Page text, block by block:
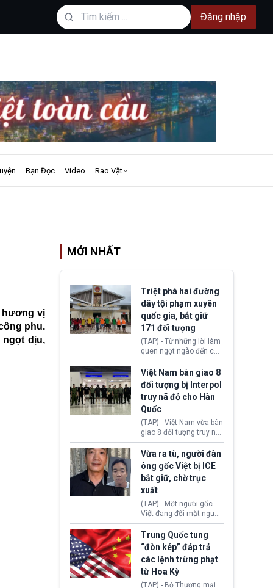
Đăng nhập
Bạn Đọc Video Rao Vặt
hương vị
phu.
dịu,
MỚI NHẤT
Triệt phá hai đường
dây tội phạm xuyên
quốc gia, bắt giữ
171 đối tượng
(TAP) - Từ những lời làm
quen ngọt ngào đến các
“sàn vàng ảo”, bất động
sản trực tuyến cùng
đường dây đánh bạc quy
mô lớn, hai tổ chức tội
phạm xuyên quốc gia đã
dựng lên mạng lưới hoạt
động tại Việt Nam và
Lào, lôi kéo hàng nghìn
người tham gia, luân
chuyển dòng tiền qua
nhiều lớp tài khoản. Sau
hơn 2 tuần phối hợp truy
xét, lực lượng chức năng
hai nước đã bắt giữ 171
Việt Nam bàn giao 8
đối tượng bị Interpol
truy nã đỏ cho Hàn
Quốc
(TAP) - Việt Nam vừa bàn
giao 8 đối tượng truy nã
đỏ Interpol cho lực lượng
chức năng Hàn Quốc.
Nhóm này bị xác định
lừa đảo 619 nạn nhân,
chiếm đoạt hơn 17,7 tỷ
KRW.
Vừa ra tù, người đàn
ông gốc Việt bị ICE
bắt giữ, chờ trục
xuất
(TAP) - Một người gốc
Việt đang đối mặt nguy
cơ bị trục xuất khỏi Hoa
Kỳ sau khi đã chấp hành
xong bản án liên quan
đến tội ác từ hơn 30
năm trước tại California.
Trung Quốc tung
“đòn kép” đáp trả
các lệnh trừng phạt
từ Hoa Kỳ
(TAP) - Bộ Thương mại